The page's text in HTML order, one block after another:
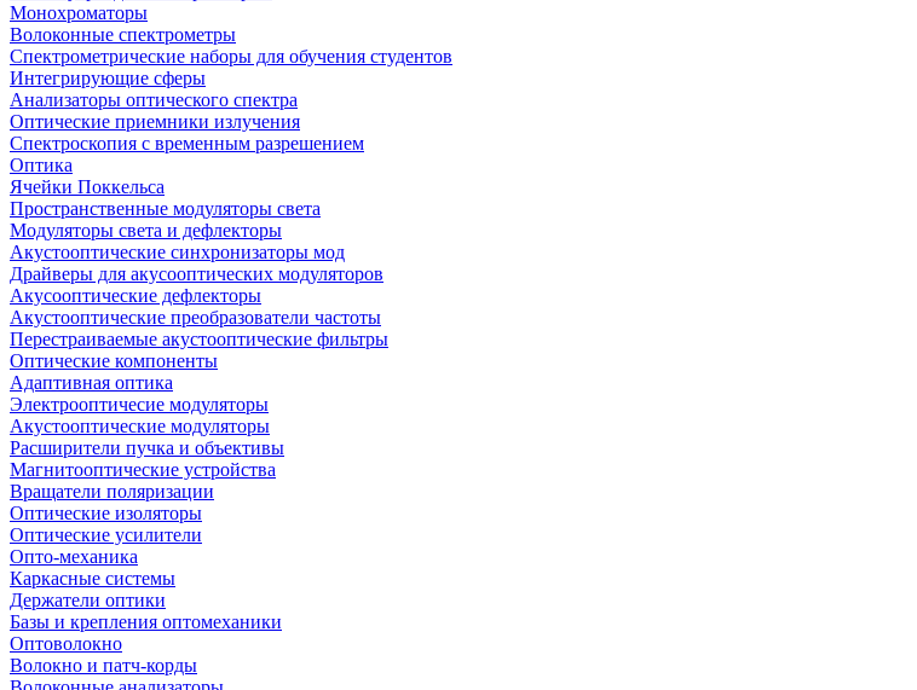
Монохроматоры
Волоконные спектрометры
Спектрометрические наборы для обучения студентов
Интегрирующие сферы
Анализаторы оптического спектра
Оптические приемники излучения
Спектроскопия с временным разрешением
Оптика
Ячейки Поккельса
Пространственные модуляторы света
Модуляторы света и дефлекторы
Акустооптические синхронизаторы мод
Драйверы для акусооптических модуляторов
Акусооптические дефлекторы
Акустооптические преобразователи частоты
Перестраиваемые акустооптические фильтры
Оптические компоненты
Адаптивная оптика
Электрооптичесие модуляторы
Акустооптические модуляторы
Расширители пучка и объективы
Магнитооптические устройства
Вращатели поляризации
Оптические изоляторы
Оптические усилители
Опто-механика
Каркасные системы
Держатели оптики
Базы и крепления оптомеханики
Оптоволокно
Волокно и патч-корды